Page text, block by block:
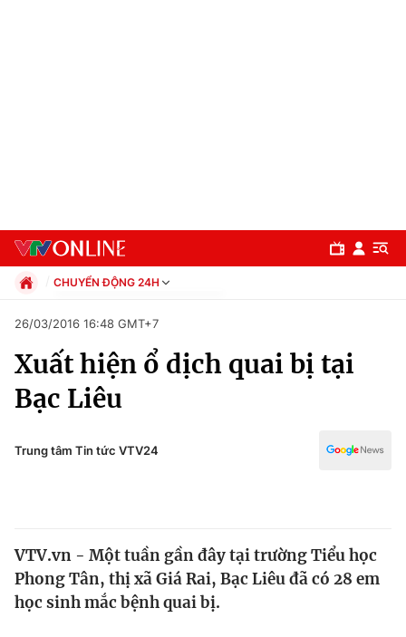
Chuyên mục
Chính trị
Xã hội
Y tế
CHUYỂN ĐỘNG 24H
Xã hội
Pháp luật
Thể thao
Văn hóa - Giải trí
Giáo dục
26/03/2016 16:48 GMT+7
Xuất hiện ổ dịch quai bị tại
Bạc Liêu
Trung tâm Tin tức VTV24
VTV.vn - Một tuần gần đây tại trường Tiểu học
Phong Tân, thị xã Giá Rai, Bạc Liêu đã có 28 em
học sinh mắc bệnh quai bị.